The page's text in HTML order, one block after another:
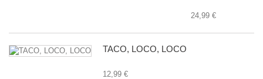
24,99 €
TACO, LOCO, LOCO
12,99 €